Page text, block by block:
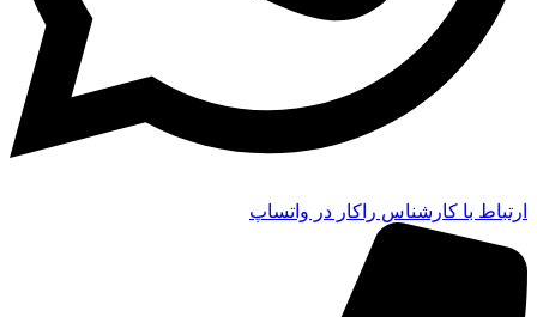
ارتباط با کارشناس راکار در واتساپ